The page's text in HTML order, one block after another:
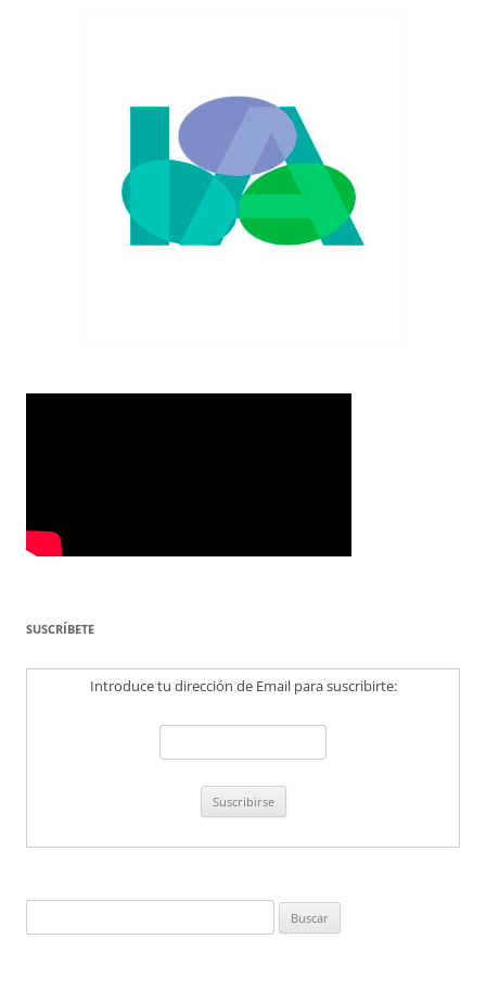
SUSCRÍBETE
Introduce tu dirección de Email para suscribirte: